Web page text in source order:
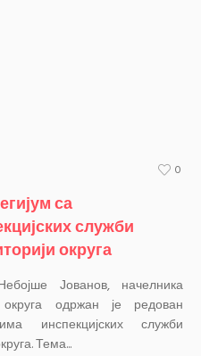
0
са
служби
округа
Јованов, начелника
округа одржан је редован
инспекцијских служби
Тема...